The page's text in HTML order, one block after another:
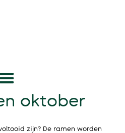
oktober
zijn? De ramen worden